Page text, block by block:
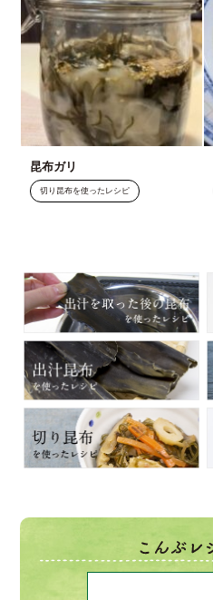
昆布ガリ
切り昆布を使ったレシピ